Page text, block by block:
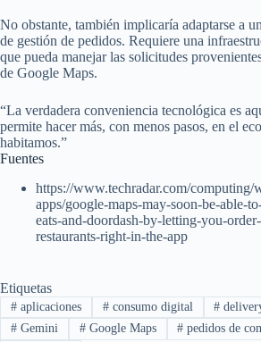
No obstante, también implicaría adaptarse a
de gestión de pedidos. Requiere una
que pueda manejar las solicitudes
de Google Maps.
“La verdadera conveniencia tecnológica es
permite hacer más, con menos pasos, en el
habitamos.”
Fuentes
https://www.techradar.com/computing/
apps/google-maps-may-soon-be-able-
eats-and-doordash-by-letting-you-
restaurants-right-in-the-app
Etiquetas
#aplicaciones #consumo digital #
#Gemini #Google Maps # pedidos de